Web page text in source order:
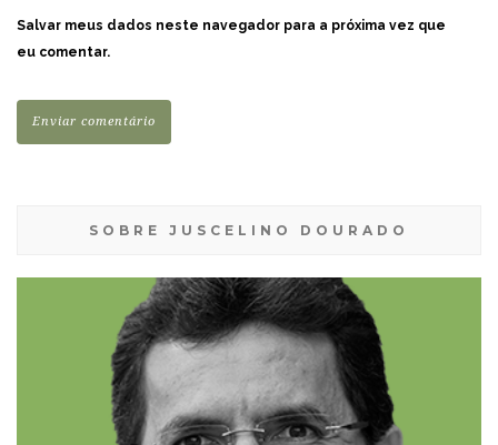
Salvar meus dados neste navegador para a próxima vez que
eu comentar.
SOBRE JUSCELINO DOURADO